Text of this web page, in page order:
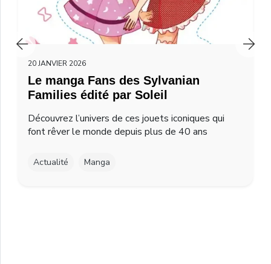
20 JANVIER 2026
Le manga Fans des Sylvanian
Families édité par Soleil
Découvrez l’univers de ces jouets iconiques qui
font rêver le monde depuis plus de 40 ans
Actualité Manga